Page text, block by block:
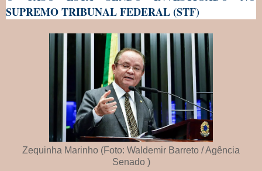
SUPREMO TRIBUNAL FEDERAL (STF)
Zequinha Marinho (Foto: Waldemir Barreto / Agência
Senado )